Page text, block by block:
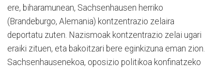
ere, biharamunean, Sachsenhausen herriko
(Brandeburgo, Alemania) kontzentrazio zelaira
deportatu zuten. Nazismoak kontzentrazio zelai ugari
eraiki zituen, eta bakoitzari bere eginkizuna eman zion.
Sachsenhausenekoa, oposizio politikoa konfinatzeko